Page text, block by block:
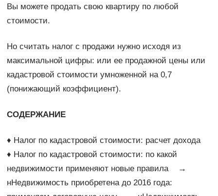
Вы можете продать свою квартиру по любой
стоимости.
Но считать налог с продажи нужно исходя из
максимальной цифры: или ее продажной цены или
кадастровой стоимости умноженной на 0,7
(понижающий коэффициент).
СОДЕРЖАНИЕ
♦ Налог по кадастровой стоимости: расчет дохода
♦ Налог по кадастровой стоимости: по какой
недвижимости применяют новые правила →
нНедвижимость приобретена до 2016 года: